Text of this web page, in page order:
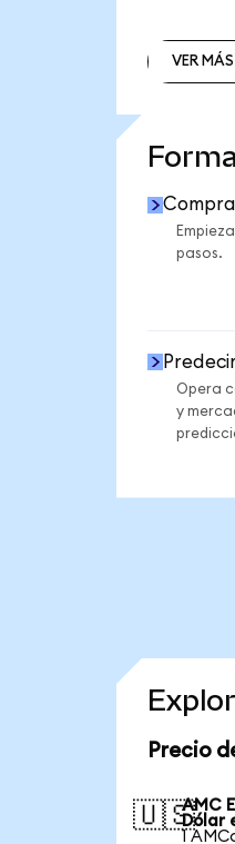
VER
pasos.
Opera
y
Precio
🇺🇸AMC
Dólar
1